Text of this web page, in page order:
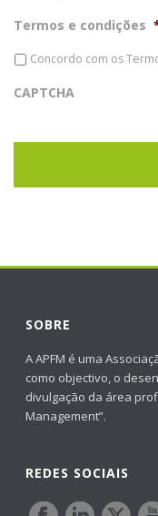
Termos e condições
Concordo com os
CAPTCHA
SOBRE
A APFM é uma
como objectivo, o
divulgação da área
Management”.
REDES SOCIAIS